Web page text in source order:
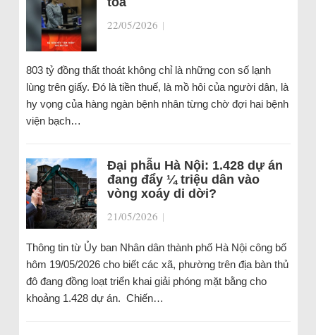
22/05/2026 |
803 tỷ đồng thất thoát không chỉ là những con số lạnh
lùng trên giấy. Đó là tiền thuế, là mồ hôi của người dân, là
hy vọng của hàng ngàn bệnh nhân từng chờ đợi hai bệnh
viện bạch…
Đại phẫu Hà Nội: 1.428 dự án
đang đẩy ¼ triệu dân vào
vòng xoáy di dời?
21/05/2026 |
Thông tin từ Ủy ban Nhân dân thành phố Hà Nội công bố
hôm 19/05/2026 cho biết các xã, phường trên địa bàn thủ
đô đang đồng loạt triển khai giải phóng mặt bằng cho
khoảng 1.428 dự án. Chiến…